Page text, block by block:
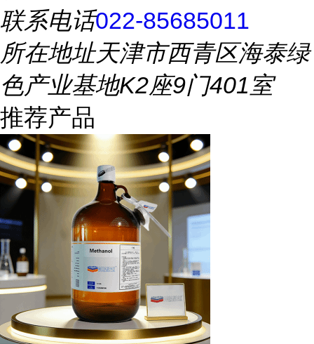
联系电话022-85685011
所在地址天津市西青区海泰绿
色产业基地K2座9门401室
推荐产品